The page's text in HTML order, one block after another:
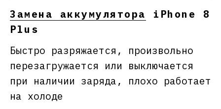
Замена аккумулятора iPhone 8
Plus
Быстро разряжается, произвольно
перезагружается или выключается
при наличии заряда, плохо работает
на холоде